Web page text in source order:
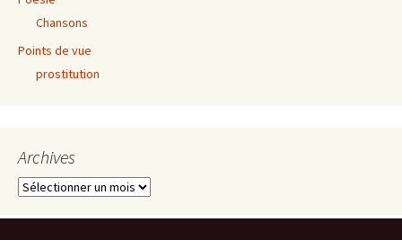
Chansons
Points de vue
prostitution
Archives
Archives